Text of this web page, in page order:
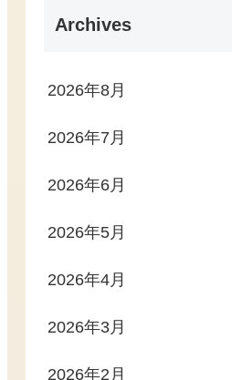
Archives
2026年8月
2026年7月
2026年6月
2026年5月
2026年4月
2026年3月
2026年2月